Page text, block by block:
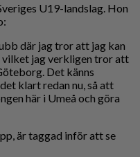
U19-landslag. Hon
där jag tror att jag kan
vilket jag verkligen tror att
Det känns
klart redan nu, så att
här i Umeå och göra
är taggad inför att se